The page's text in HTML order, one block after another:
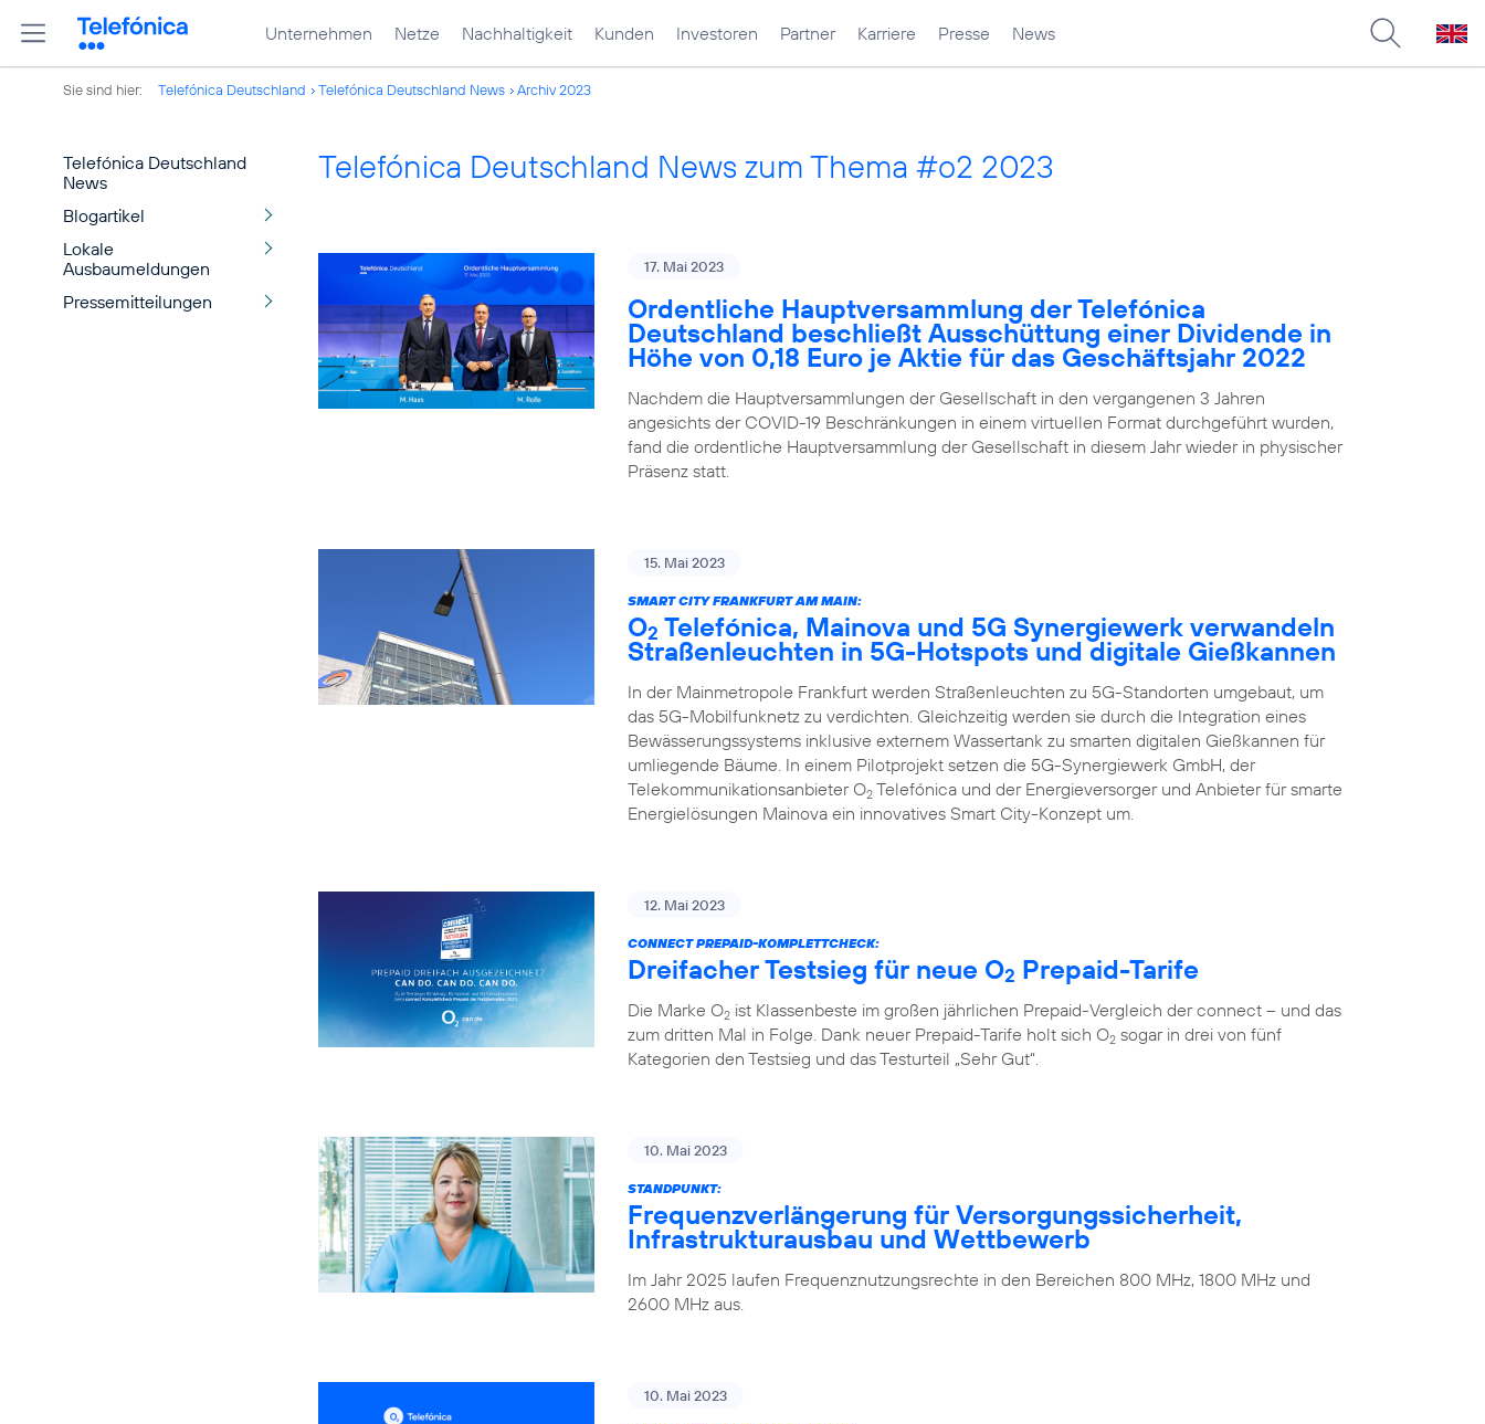
Unternehmen Netze Nachhaltigkeit Kunden Investoren Partner Karriere Presse News
Sie sind hier: Telefónica Deutschland Telefónica Deutschland News Archiv 2023
Telefónica Deutschland
News
Blogartikel
Lokale
Ausbaumeldungen
Pressemitteilungen
Telefónica Deutschland News zum Thema #o2 2023
17. Mai 2023
Ordentliche Hauptversammlung der Telefónica
Deutschland beschließt Ausschüttung einer Dividende in
Höhe von 0,18 Euro je Aktie für das Geschäftsjahr 2022
Nachdem die Hauptversammlungen der Gesellschaft in den vergangenen 3 Jahren
angesichts der COVID-19 Beschränkungen in einem virtuellen Format durchgeführt wurden,
fand die ordentliche Hauptversammlung der Gesellschaft in diesem Jahr wieder in physischer
Präsenz statt.
15. Mai 2023
SMART CITY FRANKFURT AM MAIN:
O2 Telefónica, Mainova und 5G Synergiewerk verwandeln
Straßenleuchten in 5G-Hotspots und digitale Gießkannen
In der Mainmetropole Frankfurt werden Straßenleuchten zu 5G-Standorten umgebaut, um
das 5G-Mobilfunknetz zu verdichten. Gleichzeitig werden sie durch die Integration eines
Bewässerungssystems inklusive externem Wassertank zu smarten digitalen Gießkannen für
umliegende Bäume. In einem Pilotprojekt setzen die 5G-Synergiewerk GmbH, der
Telekommunikationsanbieter O2 Telefónica und der Energieversorger und Anbieter für smarte
Energielösungen Mainova ein innovatives Smart City-Konzept um.
12. Mai 2023
CONNECT PREPAID-KOMPLETTCHECK:
Dreifacher Testsieg für neue O2 Prepaid-Tarife
Die Marke O2 ist Klassenbeste im großen jährlichen Prepaid-Vergleich der connect – und das
zum dritten Mal in Folge. Dank neuer Prepaid-Tarife holt sich O2 sogar in drei von fünf
Kategorien den Testsieg und das Testurteil „Sehr Gut“.
10. Mai 2023
STANDPUNKT:
Frequenzverlängerung für Versorgungssicherheit,
Infrastrukturausbau und Wettbewerb
Im Jahr 2025 laufen Frequenznutzungsrechte in den Bereichen 800 MHz, 1800 MHz und
2600 MHz aus.
10. Mai 2023